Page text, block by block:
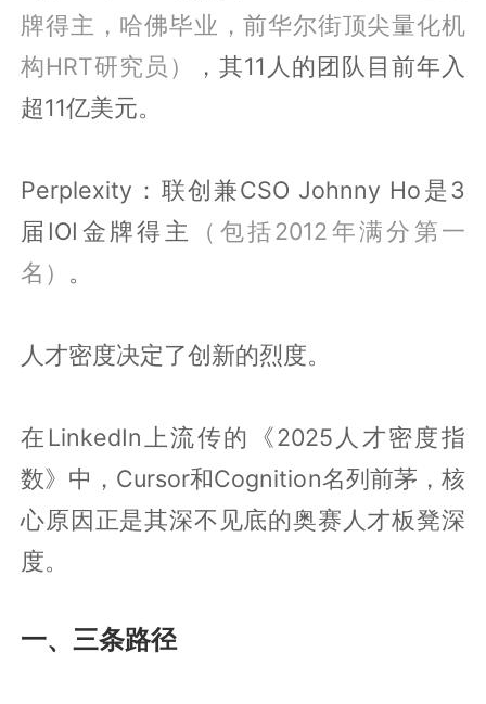
牌得主，哈佛毕业，前华尔街顶尖量化机
构HRT研究员）
，其11人的团队目前年入
超11亿美元。
Perplexity：联创兼CSO Johnny Ho是3
届IOI金牌得主
（包括2012年满分第一
名） 。
人才密度决定了创新的烈度。
在LinkedIn上流传的《2025人才密度指
数》中，Cursor和Cognition名列前茅，核
心原因正是其深不⻅底的奥赛人才板凳深
度。
一、三条路径